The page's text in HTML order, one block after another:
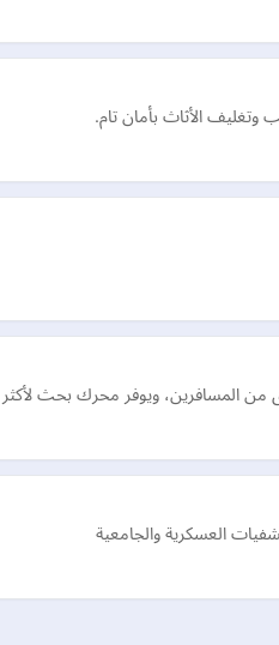
الأثاث بأمان تام.
العسكرية والجامعية